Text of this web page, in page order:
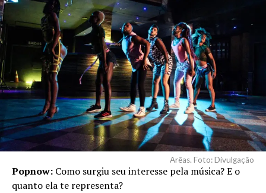
Arêas. Foto: Divulgação
Popnow: Como surgiu seu interesse pela música? E o
quanto ela te representa?